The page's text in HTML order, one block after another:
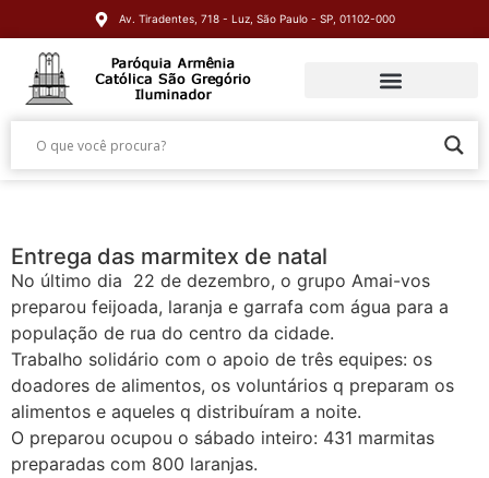
Av. Tiradentes, 718 - Luz, São Paulo - SP, 01102-000
Entrega das marmitex de natal
No último dia 22 de dezembro, o grupo Amai-vos
preparou feijoada, laranja e garrafa com água para a
população de rua do centro da cidade.
Trabalho solidário com o apoio de três equipes: os
doadores de alimentos, os voluntários q preparam os
alimentos e aqueles q distribuíram a noite.
O preparou ocupou o sábado inteiro: 431 marmitas
preparadas com 800 laranjas.